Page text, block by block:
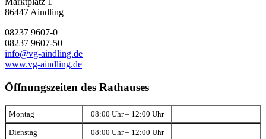
86447 Aindling
08237 9607-0
08237 9607-50
info@vg-aindling.de
www.vg-aindling.de
Öffnungszeiten des Rathauses
Montag 08:00 Uhr – 12:00 Uhr
Dienstag 08:00 Uhr – 12:00 Uhr